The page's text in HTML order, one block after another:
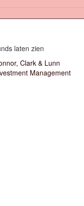
laten zien
Clark & Lunn
Management